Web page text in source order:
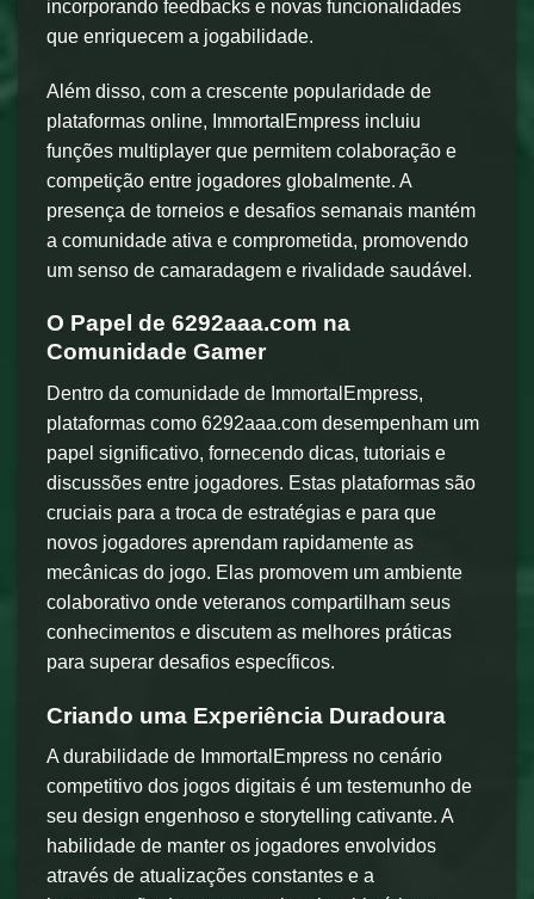
incorporando feedbacks e novas funcionalidades
que enriquecem a jogabilidade.
Além disso, com a crescente popularidade de
plataformas online, ImmortalEmpress incluiu
funções multiplayer que permitem colaboração e
competição entre jogadores globalmente. A
presença de torneios e desafios semanais mantém
a comunidade ativa e comprometida, promovendo
um senso de camaradagem e rivalidade saudável.
O Papel de 6292aaa.com na
Comunidade Gamer
Dentro da comunidade de ImmortalEmpress,
plataformas como 6292aaa.com desempenham um
papel significativo, fornecendo dicas, tutoriais e
discussões entre jogadores. Estas plataformas são
cruciais para a troca de estratégias e para que
novos jogadores aprendam rapidamente as
mecânicas do jogo. Elas promovem um ambiente
colaborativo onde veteranos compartilham seus
conhecimentos e discutem as melhores práticas
para superar desafios específicos.
Criando uma Experiência Duradoura
A durabilidade de ImmortalEmpress no cenário
competitivo dos jogos digitais é um testemunho de
seu design engenhoso e storytelling cativante. A
habilidade de manter os jogadores envolvidos
através de atualizações constantes e a